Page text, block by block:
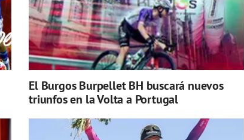
El Burgos Burpellet BH buscará nuevos
triunfos en la Volta a Portugal